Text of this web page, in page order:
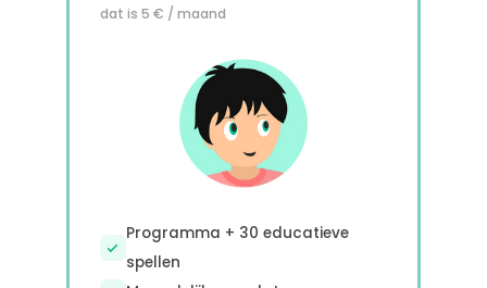
dat is 5 € / maand
Programma + 30 educatieve
spellen